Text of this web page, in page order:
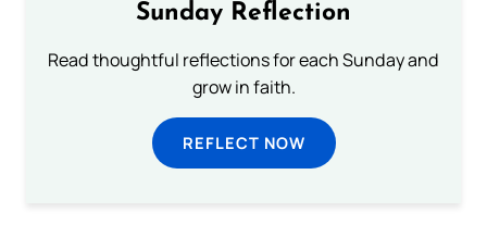
Sunday Reflection
Read thoughtful reflections for each Sunday and
grow in faith.
REFLECT NOW